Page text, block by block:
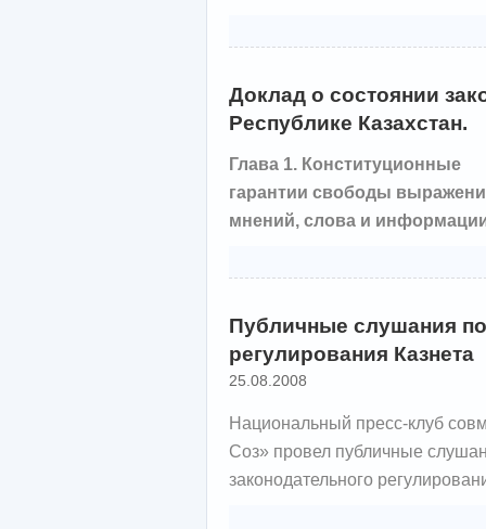
Доклад о состоянии
Республике Казахстан.
Глава 1. Конституционные
гарантии свободы
мнений, слова и
Публичные слушания
регулирования Казнета
25.08.2008
Национальный пресс-клуб
Соз» провел публичные
законодательного